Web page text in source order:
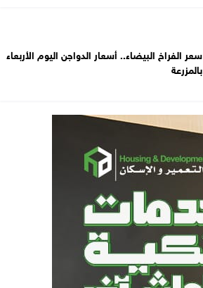
سعر الفراخ البيضاء.. أسعار الدواجن اليوم الأربعاء
بالمزرعة